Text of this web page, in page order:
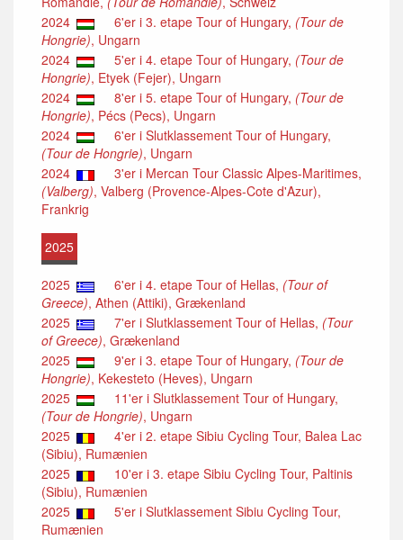
2024
6'er i 3. etape Tour of Hungary, (Tour de
Hongrie), Ungarn
2024
5'er i 4. etape Tour of Hungary, (Tour de
Hongrie), Etyek (Fejer), Ungarn
2024
8'er i 5. etape Tour of Hungary, (Tour de
Hongrie), Pécs (Pecs), Ungarn
2024
6'er i Slutklassement Tour of Hungary,
(Tour de Hongrie), Ungarn
2024
3'er i Mercan Tour Classic Alpes-Maritimes,
(Valberg), Valberg (Provence-Alpes-Cote d'Azur),
Frankrig
2025
2025 6'er i 4. etape Tour of Hellas, (Tour of
Greece), Athen (Attiki), Grækenland
2025
7'er i Slutklassement Tour of Hellas, (Tour
of Greece), Grækenland
2025
9'er i 3. etape Tour of Hungary, (Tour de
Hongrie), Kekesteto (Heves), Ungarn
2025
11'er i Slutklassement Tour of Hungary,
(Tour de Hongrie), Ungarn
2025
4'er i 2. etape Sibiu Cycling Tour, Balea Lac
(Sibiu), Rumænien
2025
10'er i 3. etape Sibiu Cycling Tour, Paltinis
(Sibiu), Rumænien
2025
5'er i Slutklassement Sibiu Cycling Tour,
Rumænien